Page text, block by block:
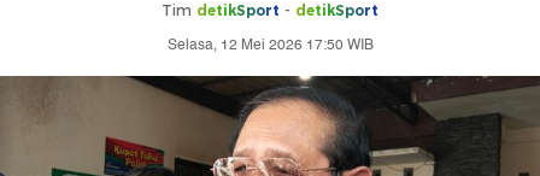
Tim detikSport - detikSport
Selasa, 12 Mei 2026 17:50 WIB